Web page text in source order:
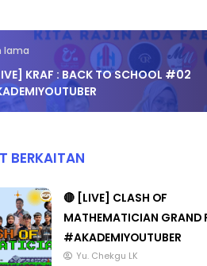
lama
KRAF : BACK TO SCHOOL #02
BERKAITAN
🔴 [LIVE] CLASH OF
MATHEMATICIAN GRAND
#AKADEMIYOUTUBER
Yu. Chekgu LK
:
BICARA
MAKANAN
BERKUALITI